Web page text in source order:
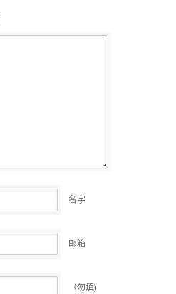
名字
邮箱
（勿填)